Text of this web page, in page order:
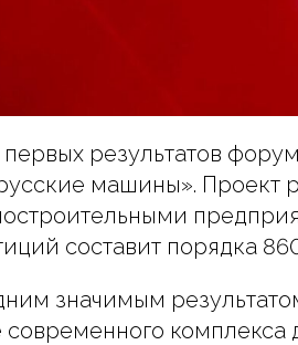
результатов
машины». Проект
составит порядка
значимым
современного